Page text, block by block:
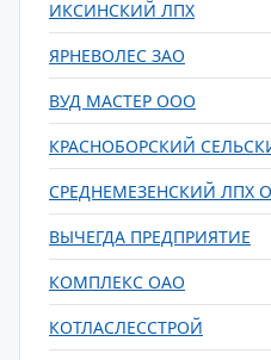
ИКСИНСКИЙ ЛПХ
ЯРНЕВОЛЕС ЗАО
ВУД МАСТЕР ООО
КРАСНОБОРСКИЙ
СРЕДНЕМЕЗЕНСКИЙ ЛПХ
ВЫЧЕГДА ПРЕДПРИЯТИЕ
КОМПЛЕКС ОАО
КОТЛАСЛЕССТРОЙ